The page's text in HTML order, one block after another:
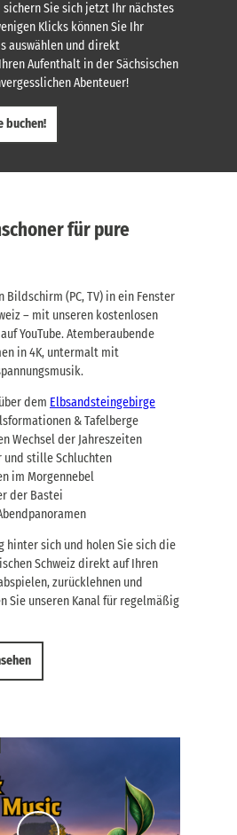
Sie sich jetzt Ihr nächstes
Klicks können Sie Ihr
auswählen und direkt
Aufenthalt in der Sächsischen
Abenteuer!
buchen!
für pure
Bildschirm (PC, TV) in ein Fenster
– mit unseren kostenlosen
YouTube. Atemberaubende
in 4K, untermalt mit
dem Elbsandsteingebirge
& Tafelberge
Wechsel der Jahreszeiten
und stille Schluchten
im Morgennebel
der Bastei
hinter sich und holen Sie sich die
Schweiz direkt auf Ihren
zurücklehnen und
Sie unseren Kanal für regelmäßig